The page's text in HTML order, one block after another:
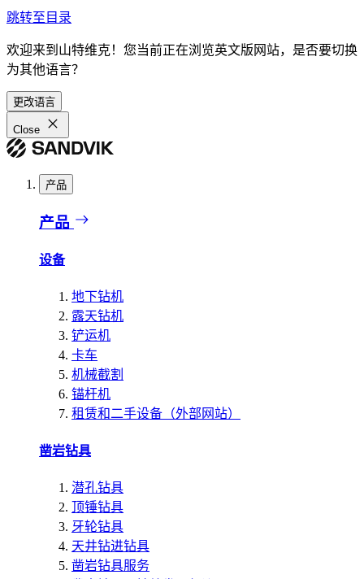
跳转至目录
欢迎来到山特维克！您当前正在浏览英文版网站，是否要切换
为其他语言？
更改语言
Close
产品
产品
设备
地下钻机
露天钻机
铲运机
卡车
机械截割
锚杆机
租赁和二手设备（外部网站）
凿岩钻具
潜孔钻具
顶锤钻具
牙轮钻具
天井钻进钻具
凿岩钻具服务